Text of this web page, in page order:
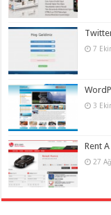
7
3
Rent
27